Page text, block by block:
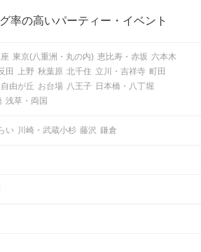
案内します！
る方も多いです♪
率の高いパーティー・イベント
東京(八重洲・丸の内) 恵比寿・赤坂 六本木
田 上野 秋葉原 北千住 立川・吉祥寺 町田
自由が丘 お台場 八王子 日本橋・八丁堀
浅草・両国
い 川崎・武蔵小杉 藤沢 鎌倉